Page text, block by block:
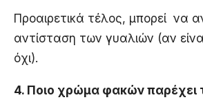
Προαιρετικά τέλος, μπορεί να
αντίσταση των γυαλιών (αν
όχι).
4. Ποιο χρώμα φακών παρέχει